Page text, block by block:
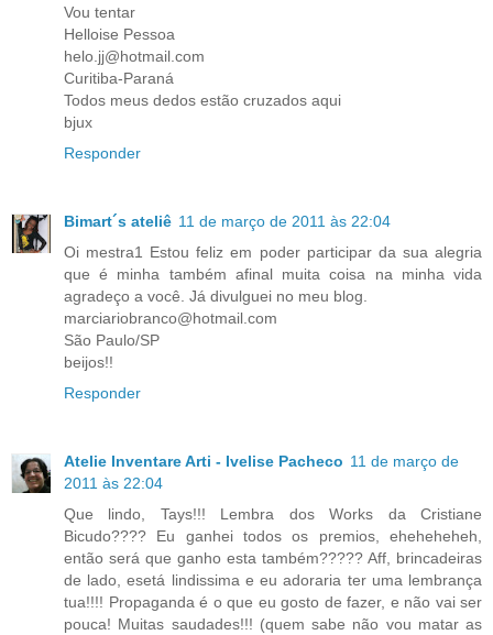
Vou tentar
Helloise Pessoa
helo.jj@hotmail.com
Curitiba-Paraná
Todos meus dedos estão cruzados aqui
bjux
Responder
Bimart´s ateliê 11 de março de 2011 às 22:04
Oi mestra1 Estou feliz em poder participar da sua alegria
que é minha também afinal muita coisa na minha vida
agradeço a você. Já divulguei no meu blog.
marciariobranco@hotmail.com
São Paulo/SP
beijos!!
Responder
Atelie Inventare Arti - Ivelise Pacheco 11 de março de
2011 às 22:04
Que lindo, Tays!!! Lembra dos Works da Cristiane
Bicudo???? Eu ganhei todos os premios, eheheheheh,
então será que ganho esta também????? Aff, brincadeiras
de lado, esetá lindissima e eu adoraria ter uma lembrança
tua!!!! Propaganda é o que eu gosto de fazer, e não vai ser
pouca! Muitas saudades!!! (quem sabe não vou matar as